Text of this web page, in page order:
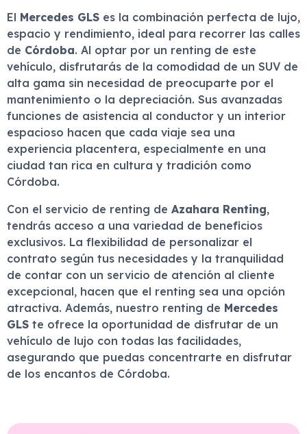
El Mercedes GLS es la combinación perfecta de lujo,
espacio y rendimiento, ideal para recorrer las calles
de Córdoba. Al optar por un renting de este
vehículo, disfrutarás de la comodidad de un SUV de
alta gama sin necesidad de preocuparte por el
mantenimiento o la depreciación. Sus avanzadas
funciones de asistencia al conductor y un interior
espacioso hacen que cada viaje sea una
experiencia placentera, especialmente en una
ciudad tan rica en cultura y tradición como
Córdoba.
Con el servicio de renting de Azahara Renting,
tendrás acceso a una variedad de beneficios
exclusivos. La flexibilidad de personalizar el
contrato según tus necesidades y la tranquilidad
de contar con un servicio de atención al cliente
excepcional, hacen que el renting sea una opción
atractiva. Además, nuestro renting de Mercedes
GLS te ofrece la oportunidad de disfrutar de un
vehículo de lujo con todas las facilidades,
asegurando que puedas concentrarte en disfrutar
de los encantos de Córdoba.